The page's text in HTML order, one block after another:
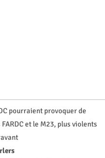
pourraient provoquer de
et le M23, plus violents